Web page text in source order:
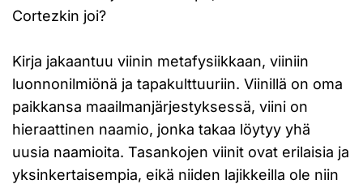
Cortezkin joi?
Kirja jakaantuu viinin metafysiikkaan, viiniin
luonnonilmiönä ja tapakulttuuriin. Viinillä on oma
paikkansa maailmanjärjestyksessä, viini on
hieraattinen naamio, jonka takaa löytyy yhä
uusia naamioita. Tasankojen viinit ovat erilaisia ja
yksinkertaisempia, eikä niiden lajikkeilla ole niin